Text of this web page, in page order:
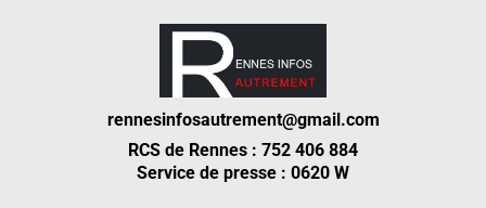
rennesinfosautrement@gmail.com
RCS de Rennes : 752 406 884
Service de presse : 0620 W